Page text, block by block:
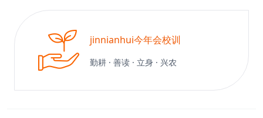
jinnianhui今年会校训
勤耕 · 善读 · 立身 · 兴农